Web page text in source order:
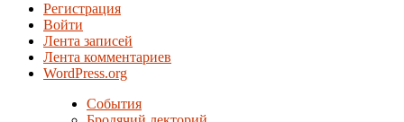
Регистрация
Войти
Лента записей
Лента комментариев
WordPress.org
События